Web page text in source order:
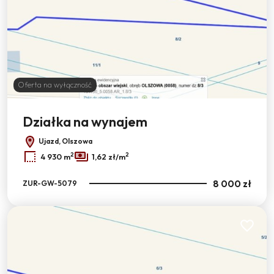
Oferta na wyłączność
Działka na wynajem
Ujazd, Olszowa
4 930 m2 1,62 zł/m2
ZUR-GW-5079 8 000 zł